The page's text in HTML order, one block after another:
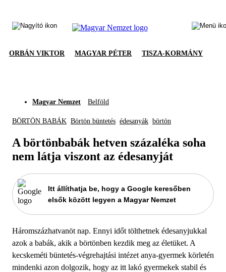
ORBÁN VIKTOR MAGYAR PÉTER TISZA-KORMÁNY
Magyar Nemzet Belföld
BÖRTÖN BABÁK Börtön büntetés édesanyák börtön
A börtönbabák hetven százaléka soha
nem látja viszont az édesanyját
Itt állíthatja be, hogy a Google keresőben
elsők között legyen a Magyar Nemzet
Háromszázhatvanöt nap. Ennyi időt tölthetnek édesanyjukkal
azok a babák, akik a börtönben kezdik meg az életüket. A
kecskeméti büntetés-végrehajtási intézet anya-gyermek körletén
mindenki azon dolgozik, hogy az itt lakó gyermekek stabil és